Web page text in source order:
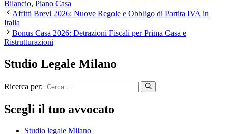
Bilancio, Piano Casa
Affitti Brevi 2026: Nuove Regole e Obbligo di Partita IVA in
Italia
Bonus Casa 2026: Detrazioni Fiscali per Prima Casa e
Ristrutturazioni
Studio Legale Milano
Ricerca per:
Scegli il tuo avvocato
Studio legale Milano